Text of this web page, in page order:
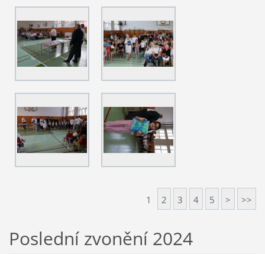
1 2 3 4 5 > >>
Poslední zvonění 2024